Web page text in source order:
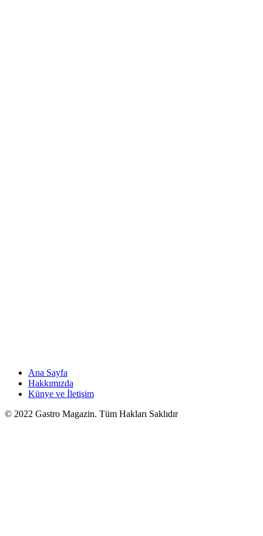
Ana Sayfa
Hakkımızda
Künye ve İletişim
© 2022 Gastro Magazin. Tüm Hakları Saklıdır